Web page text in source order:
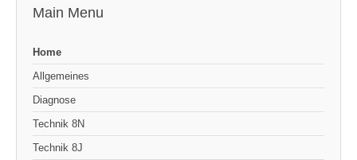
Main Menu
Home
Allgemeines
Diagnose
Technik 8N
Technik 8J